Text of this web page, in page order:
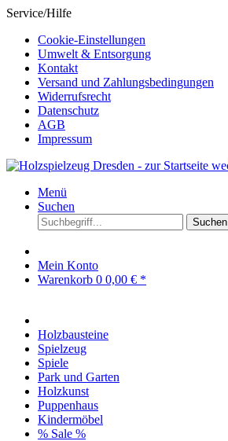
Service/Hilfe
Cookie-Einstellungen
Umwelt & Entsorgung
Kontakt
Versand und Zahlungsbedingungen
Widerrufsrecht
Datenschutz
AGB
Impressum
Menü
Suchen
Suchen
Mein Konto
Warenkorb 0 0,00 € *
Holzbausteine
Spielzeug
Spiele
Park und Garten
Holzkunst
Puppenhaus
Kindermöbel
% Sale %